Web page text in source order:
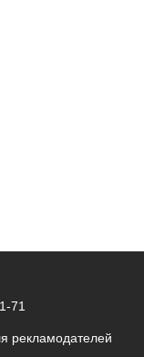
71
рекламодателей